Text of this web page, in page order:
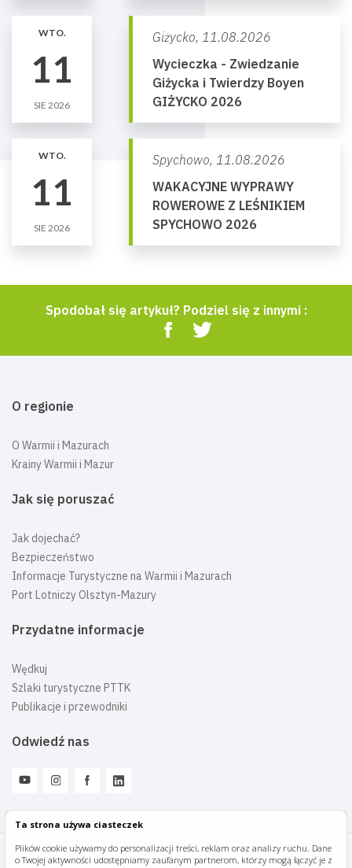
Ta strona używa ciasteczek
Plików cookie używamy do personalizacji treści, reklam oraz analizy ruchu. Dane
o Twojej aktywności udostępniamy zaufanym partnerom, którzy mogą łączyć je z
WTO.
11
SIE 2026
Giżycko, 11.08.2026
Wycieczka - Zwiedzanie
Giżycka i Twierdzy Boyen
GIŻYCKO 2026
WTO.
11
SIE 2026
Spychowo, 11.08.2026
WAKACYJNE WYPRAWY
ROWEROWE Z LEŚNIKIEM
SPYCHOWO 2026
Spodobał się artykuł? Podziel się z innymi :
O regionie
O Warmii i Mazurach
Krainy Warmii i Mazur
Jak się poruszać
Jak dojechać?
Bezpieczeństwo
Informacje Turystyczne na Warmii i Mazurach
Port Lotniczy Olsztyn-Mazury
Przydatne informacje
Wędkuj
Szlaki turystyczne PTTK
Publikacje i przewodniki
Odwiedź nas
Mazury Travel © 2026